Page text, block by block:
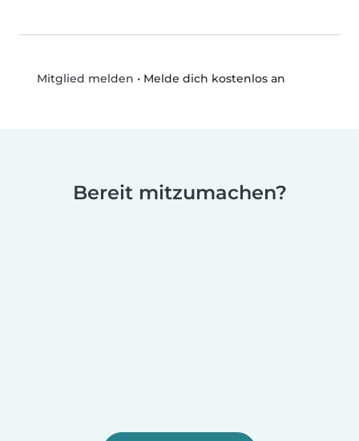
Mitglied melden • Melde dich kostenlos an
Bereit mitzumachen?